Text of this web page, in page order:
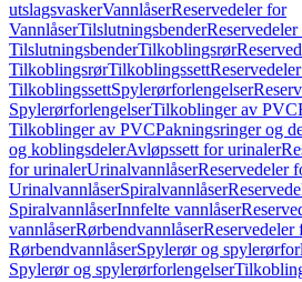
utslagsvaskerVannlåserReservedeler for
VannlåserTilslutningsbender
TilslutningsbenderTilkoblingsrør
TilkoblingsrørTilkoblingssett
TilkoblingssettSpylerørforlengelser
SpylerørforlengelserTilkoblinger av PVC
Tilkoblinger av PVCPakningsringer og
og koblingsdelerAvløpssett for urinaler
for urinalerUrinalvannlåserReservedeler
UrinalvannlåserSpiralvannlåser
SpiralvannlåserInnfelte vannlåser
vannlåserRørbendvannlåserReservedeler
RørbendvannlåserSpylerør og
Spylerør og spylerørforlengelser